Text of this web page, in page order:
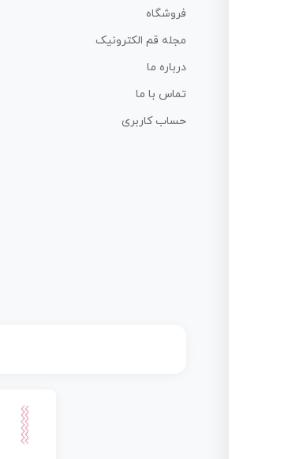
فروشگاه
مجله قم الکترونیک
درباره ما
تماس با ما
حساب کاربری